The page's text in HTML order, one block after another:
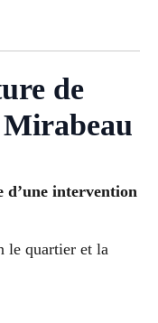
de
Mirabeau
d’une intervention
le quartier et la